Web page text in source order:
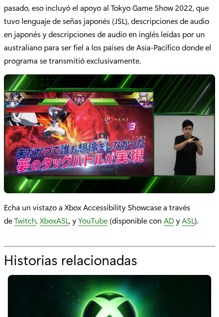
pasado, eso incluyó el apoyo al Tokyo Game Show 2022, que
tuvo lenguaje de señas japonés (JSL), descripciones de audio
en japonés y descripciones de audio en inglés leídas por un
australiano para ser fiel a los países de Asia-Pacífico donde el
programa se transmitió exclusivamente.
Echa un vistazo a Xbox Accessibility Showcase a través
deTwitch,XboxASL, yYouTube (disponible con ADyASL).
Historias relacionadas
o
r
"